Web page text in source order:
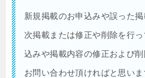
新規掲載のお申込みや誤った
次掲載または修正や削除を行
込みや掲載内容の修正および
お問い合わせ頂ければと思いま